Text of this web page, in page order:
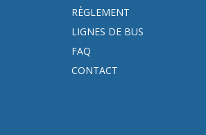
RÈGLEMENT
LIGNES DE BUS
FAQ
CONTACT